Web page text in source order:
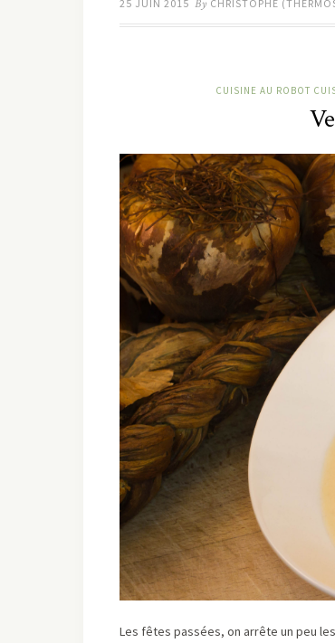
25 JUIN 2015 By CHRISTOPHE
CUISINE AU ROBOT
Les fêtes passées, on arrête un peu